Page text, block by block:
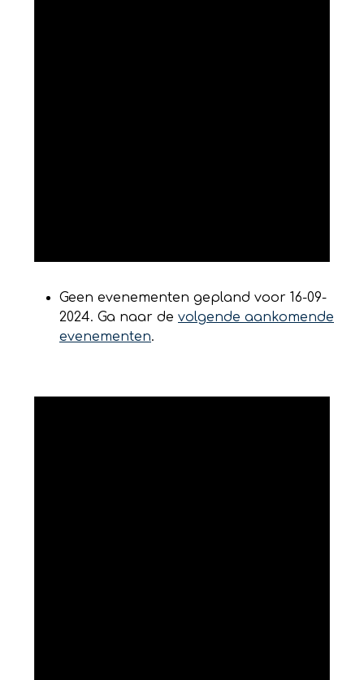
Geen evenementen gepland voor 16-09-
2024. Ga naar de volgende aankomende
evenementen.